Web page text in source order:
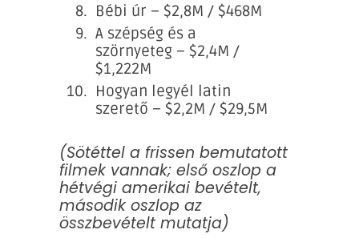
Bébi úr – $2,8M / $468M
A szépség és a
szörnyeteg – $2,4M /
$1,222M
Hogyan legyél latin
szerető – $2,2M / $29,5M
(Sötéttel a frissen bemutatott
filmek vannak; első oszlop a
hétvégi amerikai bevételt,
második oszlop az
összbevételt mutatja)